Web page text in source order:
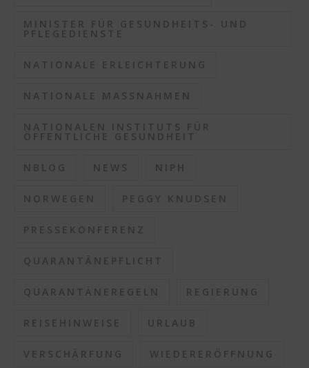
MINISTER FÜR GESUNDHEITS- UND
PFLEGEDIENSTE
NATIONALE ERLEICHTERUNG
NATIONALE MASSNAHMEN
NATIONALEN INSTITUTS FÜR
ÖFFENTLICHE GESUNDHEIT
NBLOG NEWS NIPH
NORWEGEN PEGGY KNUDSEN
PRESSEKONFERENZ
QUARANTÄNEPFLICHT
QUARANTÄNEREGELN REGIERUNG
REISEHINWEISE URLAUB
VERSCHÄRFUNG WIEDERERÖFFNUNG